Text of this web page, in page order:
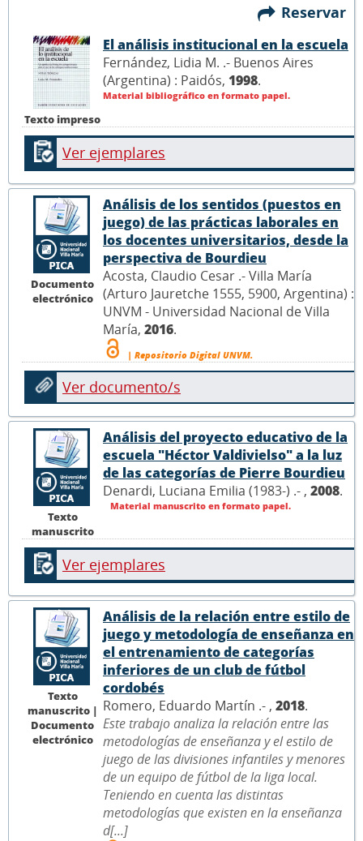
Reservar
Texto impreso
El análisis institucional en la escuela
Fernández, Lidia M. .- Buenos Aires
(Argentina) : Paidós, 1998.
Material bibliográfico en formato papel.
Ver ejemplares
Documento
electrónico
Análisis de los sentidos (puestos en
juego) de las prácticas laborales en
los docentes universitarios, desde la
perspectiva de Bourdieu
Acosta, Claudio Cesar .- Villa María
(Arturo Jauretche 1555, 5900, Argentina) :
UNVM - Universidad Nacional de Villa
María, 2016.
| Repositorio Digital UNVM.
Ver documento/s
Texto
manuscrito
Análisis del proyecto educativo de la
escuela "Héctor Valdivielso" a la luz
de las categorías de Pierre Bourdieu
Denardi, Luciana Emilia (1983-) .- , 2008.
Material manuscrito en formato papel.
Ver ejemplares
Texto
manuscrito |
Documento
electrónico
Análisis de la relación entre estilo de
juego y metodología de enseñanza en
el entrenamiento de categorías
inferiores de un club de fútbol
cordobés
Romero, Eduardo Martín .- , 2018.
Este trabajo analiza la relación entre las
metodologías de enseñanza y el estilo de
juego de las divisiones infantiles y menores
de un equipo de fútbol de la liga local.
Teniendo en cuenta las distintas
metodologías que existen en la enseñanza
d[...]